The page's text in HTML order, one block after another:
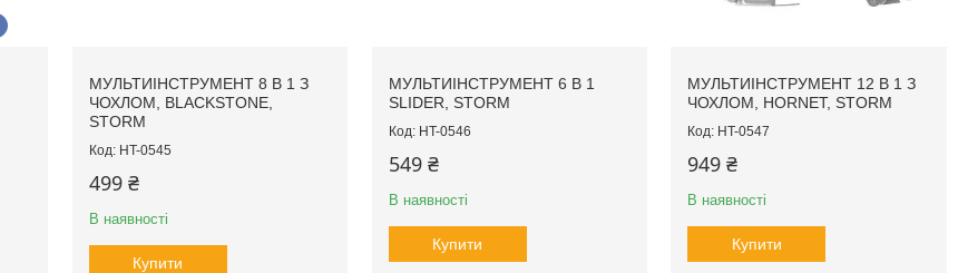
МУЛЬТИІНСТРУМЕНТ 8 В 1 З
ЧОХЛОМ, BLACKSTONE,
STORM
HT-0545
499 ₴
В наявності
Купити
МУЛЬТИІНСТРУМЕНТ 6 В 1
SLIDER, STORM
HT-0546
549 ₴
В наявності
Купити
МУЛЬТИІНСТРУМЕНТ 12 В 1 З
ЧОХЛОМ, HORNET, STORM
HT-0547
949 ₴
В наявності
Купити